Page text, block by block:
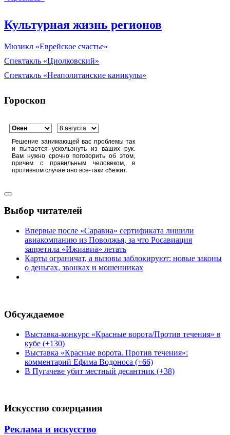
Культурная жизнь регионов
Мюзикл «Еврейское счастье»
Спектакль «Циолковский»
Спектакль «Неаполитанские каникулы»
Гороскоп
Решение занимающей вас проблемы так
и пытается ускользнуть из ваших рук.
Вам нужно срочно поговорить об этом,
причем с правильным человеком, в
противном случае оно все-таки сбежит.
Выбор читателей
Впервые после «Саравиа» сертификата лишили
авиакомпанию из Поволжья, за что Росавиация
запретила «Ижиавиа» летать
Карты ограничат, а вызовы заблокируют: новые законы
о деньгах, звонках и мошенниках
Обсуждаемое
Выставка-конкурс «Красные ворота/Против течения» в
кубе (+130)
Выставка «Красные ворота. Против течения»:
комментарий Ефима Водоноса (+66)
В Пугачеве убит местный десантник (+38)
Искусство созерцания
Реклама и искусство